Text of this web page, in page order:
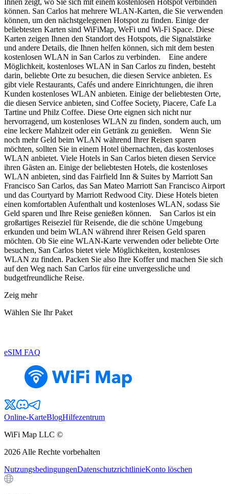
Ihnen zeigt, wo Sie sich mit einem kostenlosen Hotspot verbinden
können. San Carlos hat mehrere WLAN-Karten, die Sie verwenden
können, um den nächstgelegenen Hotspot zu finden. Einige der
beliebtesten Karten sind WiFiMap, WeFi und Wi-Fi Space. Diese
Karten zeigen Ihnen den Standort des Hotspots, die Signalstärke
und andere Details, die Ihnen helfen können, sich mit dem besten
kostenlosen WLAN in San Carlos zu verbinden. Eine andere
Möglichkeit, kostenloses WLAN in San Carlos zu finden, besteht
darin, beliebte Orte zu besuchen, die diesen Service anbieten. Es
gibt viele Restaurants, Cafés und andere Einrichtungen, die ihren
Kunden kostenloses WLAN anbieten. Einige der beliebtesten Orte,
die diesen Service anbieten, sind Coffee Society, Piacere, Cafe La
Tartine und Philz Coffee. Diese Orte eignen sich nicht nur
hervorragend, um kostenloses WLAN zu finden, sondern auch, um
eine leckere Mahlzeit oder ein Getränk zu genießen. Wenn Sie
noch mehr Geld beim WLAN während Ihrer Reisen sparen
möchten, sollten Sie in einem Hotel übernachten, das kostenloses
WLAN anbietet. Viele Hotels in San Carlos bieten diesen Service
ihren Gästen an. Einige der beliebtesten Hotels, die kostenloses
WLAN anbieten, sind das Fairfield Inn & Suites by Marriott San
Francisco San Carlos, das San Mateo Marriott San Francisco Airport
und das Courtyard by Marriott Redwood City. Diese Hotels bieten
einen komfortablen Aufenthalt und kostenloses WLAN, sodass Sie
Geld sparen und Ihre Reise genießen können. San Carlos ist ein
großartiges Reiseziel für Reisende, die die schöne Umgebung
erkunden und beim WLAN während ihrer Reisen Geld sparen
möchten. Ob Sie eine WLAN-Karte verwenden oder beliebte Orte
besuchen, San Carlos bietet viele Möglichkeiten, kostenloses
WLAN zu finden. Packen Sie also Ihre Koffer und machen Sie sich
auf den Weg nach San Carlos für eine unvergessliche und
budgetfreundliche Reise.
Zeig mehr
Wählen Sie Ihr Paket
eSIM FAQ
Online-KarteBlogHilfezentrum
WiFi Map LLC ©
2026 Alle Rechte vorbehalten
NutzungsbedingungenDatenschutzrichtlinieKonto löschen